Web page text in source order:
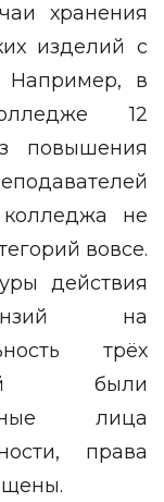
хранения
изделий с
Например, в
12
повышения
колледжа не
вовсе.
действия
на
трёх
были
лица
права